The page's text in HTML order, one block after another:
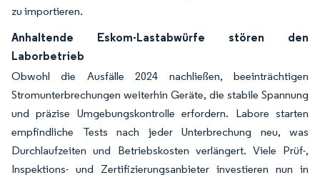
zu importieren.
Anhaltende Eskom-Lastabwürfe stören den
Laborbetrieb
Obwohl die Ausfälle 2024 nachließen, beeinträchtigen
Stromunterbrechungen weiterhin Geräte, die stabile Spannung
und präzise Umgebungskontrolle erfordern. Labore starten
empfindliche Tests nach jeder Unterbrechung neu, was
Durchlaufzeiten und Betriebskosten verlängert. Viele Prüf-,
Inspektions- und Zertifizierungsanbieter investieren nun in